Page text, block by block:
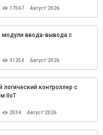
17567 Август’2026
41254 Август’2026
модули ввода-вывода с
2534 Август’2026
контроллер с
IIoT